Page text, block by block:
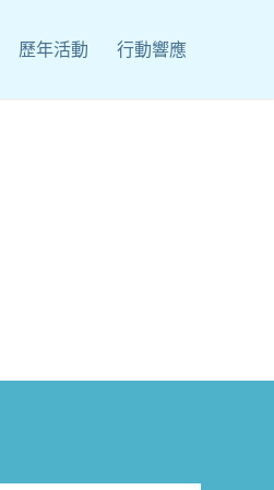
歷年活動 行動響應